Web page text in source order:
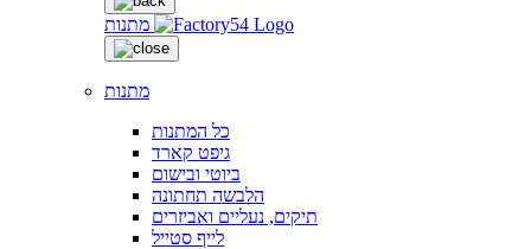
מתנות
מתנות
כל המתנות
גיפט קארד
ביוטי ובישום
הלבשה תחתונה
תיקים, נעליים ואביזרים
לייף סטייל